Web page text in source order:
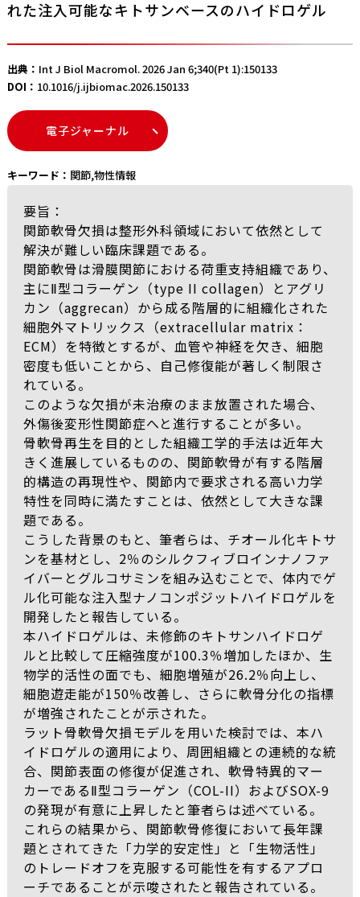
れた注入可能なキトサンベースのハイドロゲル
出典： Int J Biol Macromol. 2026 Jan 6;340(Pt 1):150133
DOI： 10.1016/j.ijbiomac.2026.150133
電子ジャーナル
キーワード： 関節,物性情報
要旨：
関節軟骨欠損は整形外科領域において依然として
解決が難しい臨床課題である。
関節軟骨は滑膜関節における荷重支持組織であり、
主にⅡ型コラーゲン（type II collagen）とアグリ
カン（aggrecan）から成る階層的に組織化された
細胞外マトリックス（extracellular matrix：
ECM）を特徴とするが、血管や神経を欠き、細胞
密度も低いことから、自己修復能が著しく制限さ
れている。
このような欠損が未治療のまま放置された場合、
外傷後変形性関節症へと進行することが多い。
骨軟骨再生を目的とした組織工学的手法は近年大
きく進展しているものの、関節軟骨が有する階層
的構造の再現性や、関節内で要求される高い力学
特性を同時に満たすことは、依然として大きな課
題である。
こうした背景のもと、筆者らは、チオール化キトサ
ンを基材とし、2％のシルクフィブロインナノファ
イバーとグルコサミンを組み込むことで、体内でゲ
ル化可能な注入型ナノコンポジットハイドロゲルを
開発したと報告している。
本ハイドロゲルは、未修飾のキトサンハイドロゲ
ルと比較して圧縮強度が100.3％増加したほか、生
物学的活性の面でも、細胞増殖が26.2％向上し、
細胞遊走能が150％改善し、さらに軟骨分化の指標
が増強されたことが示された。
ラット骨軟骨欠損モデルを用いた検討では、本ハ
イドロゲルの適用により、周囲組織との連続的な統
合、関節表面の修復が促進され、軟骨特異的マー
カーであるⅡ型コラーゲン（COL-II）およびSOX-9
の発現が有意に上昇したと筆者らは述べている。
これらの結果から、関節軟骨修復において長年課
題とされてきた「力学的安定性」と「生物活性」
のトレードオフを克服する可能性を有するアプロ
ーチであることが示唆されたと報告されている。